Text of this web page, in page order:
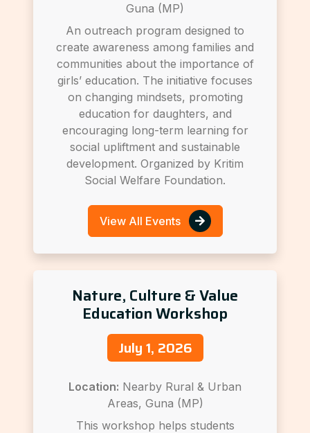
Guna (MP)
An outreach program designed to
create awareness among families and
communities about the importance of
girls’ education. The initiative focuses
on changing mindsets, promoting
education for daughters, and
encouraging long-term learning for
social upliftment and sustainable
development. Organized by Kritim
Social Welfare Foundation.
View All Events
Nature, Culture & Value
Education Workshop
July 1, 2026
Location: Nearby Rural & Urban
Areas, Guna (MP)
This workshop helps students